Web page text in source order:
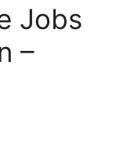
Jobs
–